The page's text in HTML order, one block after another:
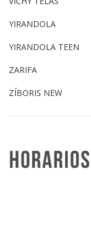
YIRANDOLA
YIRANDOLA TEEN
ZARIFA
ZÍBORIS NEW